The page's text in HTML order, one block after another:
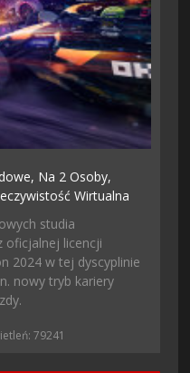
Na 2 Osoby,
Wirtualna
studia
oficjalnej licencji
2024 w tej dyscyplinie
nowy tryb kariery
79241